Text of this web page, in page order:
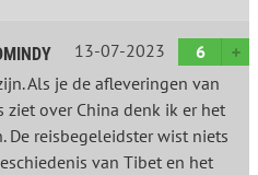
13-07-2023
6
Als je de afleveringen van
ziet over China denk ik er het
De reisbegeleidster wist niets
van Tibet en het